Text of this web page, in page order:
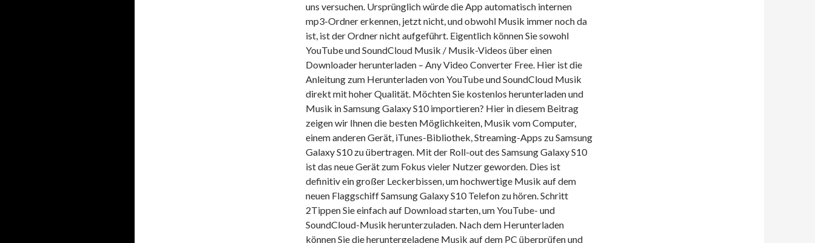
uns versuchen. Ursprünglich würde die App automatisch internen
mp3-Ordner erkennen, jetzt nicht, und obwohl Musik immer noch da
ist, ist der Ordner nicht aufgeführt. Eigentlich können Sie sowohl
YouTube und SoundCloud Musik / Musik-Videos über einen
Downloader herunterladen – Any Video Converter Free. Hier ist die
Anleitung zum Herunterladen von YouTube und SoundCloud Musik
direkt mit hoher Qualität. Möchten Sie kostenlos herunterladen und
Musik in Samsung Galaxy S10 importieren? Hier in diesem Beitrag
zeigen wir Ihnen die besten Möglichkeiten, Musik vom Computer,
einem anderen Gerät, iTunes-Bibliothek, Streaming-Apps zu Samsung
Galaxy S10 zu übertragen. Mit der Roll-out des Samsung Galaxy S10
ist das neue Gerät zum Fokus vieler Nutzer geworden. Dies ist
definitiv ein großer Leckerbissen, um hochwertige Musik auf dem
neuen Flaggschiff Samsung Galaxy S10 Telefon zu hören. Schritt
2Tippen Sie einfach auf Download starten, um YouTube- und
SoundCloud-Musik herunterzuladen. Nach dem Herunterladen
können Sie die heruntergeladene Musik auf dem PC überprüfen und